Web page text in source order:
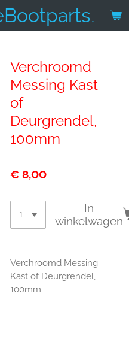
BerendBotjeBootparts.nl
Verchroomd
Messing Kast
of
Deurgrendel,
100mm
€ 8,00
In
winkelwagen
Verchroomd Messing
Kast of Deurgrendel,
100mm